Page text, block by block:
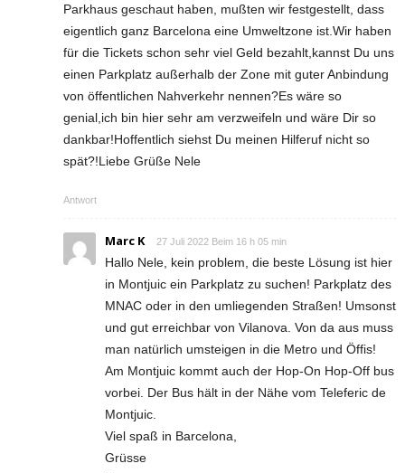
Parkhaus geschaut haben, mußten wir festgestellt, dass
eigentlich ganz Barcelona eine Umweltzone ist.Wir haben
für die Tickets schon sehr viel Geld bezahlt,kannst Du uns
einen Parkplatz außerhalb der Zone mit guter Anbindung
von öffentlichen Nahverkehr nennen?Es wäre so
genial,ich bin hier sehr am verzweifeln und wäre Dir so
dankbar!Hoffentlich siehst Du meinen Hilferuf nicht so
spät?!Liebe Grüße Nele
Antwort
Marc K 27 Juli 2022 Beim 16 h 05 min
Hallo Nele, kein problem, die beste Lösung ist hier
in Montjuic ein Parkplatz zu suchen! Parkplatz des
MNAC oder in den umliegenden Straßen! Umsonst
und gut erreichbar von Vilanova. Von da aus muss
man natürlich umsteigen in die Metro und Öffis!
Am Montjuic kommt auch der Hop-On Hop-Off bus
vorbei. Der Bus hält in der Nähe vom Teleferic de
Montjuic.
Viel spaß in Barcelona,
Grüsse